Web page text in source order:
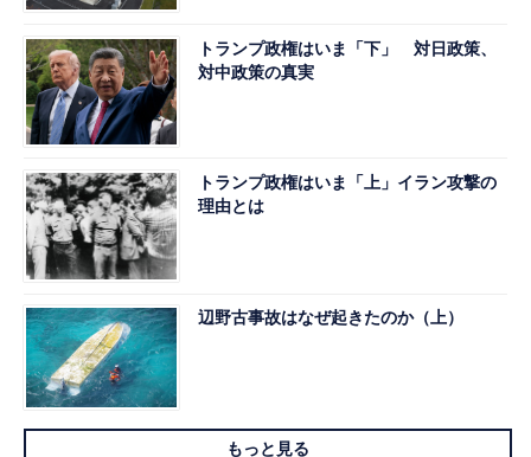
トランプ政権はいま「下」 対日政策、
対中政策の真実
トランプ政権はいま「上」イラン攻撃の
理由とは
辺野古事故はなぜ起きたのか（上）
もっと見る